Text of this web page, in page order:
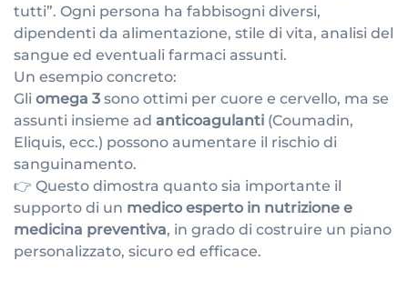
tutti”. Ogni persona ha fabbisogni diversi,
dipendenti da alimentazione, stile di vita, analisi del
sangue ed eventuali farmaci assunti.
Un esempio concreto:
Gli omega 3 sono ottimi per cuore e cervello, ma se
assunti insieme ad anticoagulanti (Coumadin,
Eliquis, ecc.) possono aumentare il rischio di
sanguinamento.
👉 Questo dimostra quanto sia importante il
supporto di un medico esperto in nutrizione e
medicina preventiva, in grado di costruire un piano
personalizzato, sicuro ed efficace.